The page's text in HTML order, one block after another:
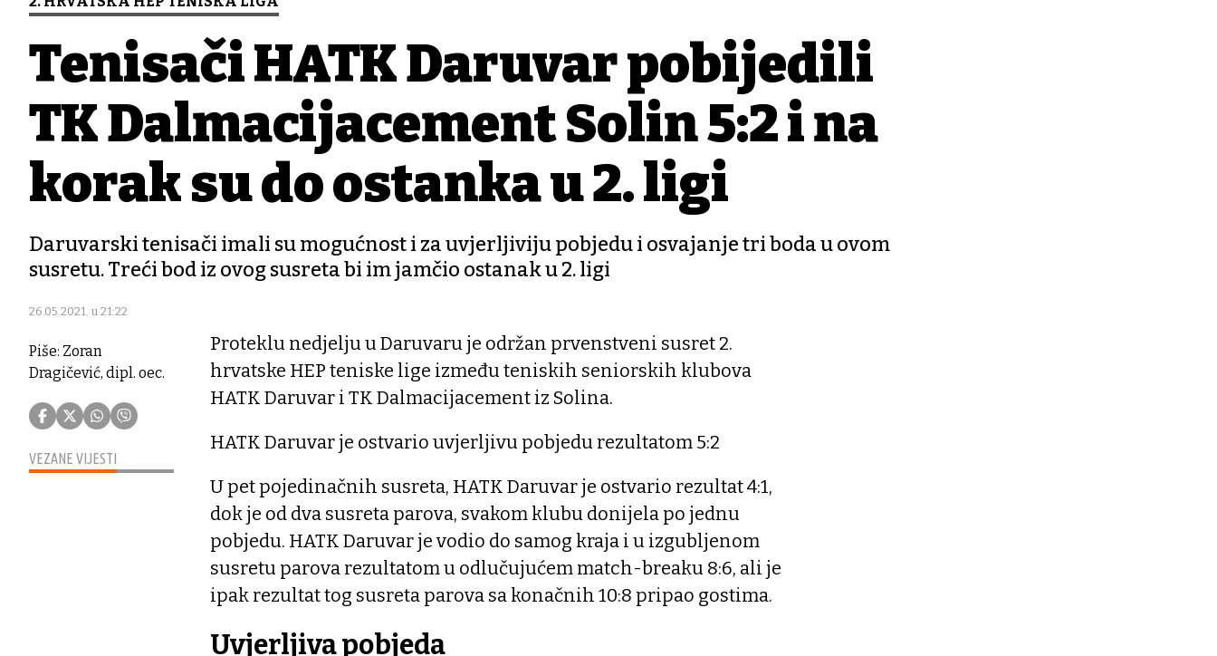
Tenisači HATK Daruvar pobijedili
TK Dalmacijacement Solin 5:2 i na
korak su do ostanka u 2. ligi
Daruvarski tenisači imali su mogućnost i za uvjerljiviju pobjedu i osvajanje tri boda u ovom
susretu. Treći bod iz ovog susreta bi im jamčio ostanak u 2. ligi
26.05.2021. u 21:22
Piše: Zoran
Dragičević, dipl. oec.
VEZANE VIJESTI
Proteklu nedjelju u Daruvaru je održan prvenstveni susret 2.
hrvatske HEP teniske lige između teniskih seniorskih klubova
HATK Daruvar i TK Dalmacijacement iz Solina.
HATK Daruvar je ostvario uvjerljivu pobjedu rezultatom 5:2
U pet pojedinačnih susreta, HATK Daruvar je ostvario rezultat 4:1,
dok je od dva susreta parova, svakom klubu donijela po jednu
pobjedu. HATK Daruvar je vodio do samog kraja i u izgubljenom
susretu parova rezultatom u odlučujućem match-breaku 8:6, ali je
ipak rezultat tog susreta parova sa konačnih 10:8 pripao gostima.
Uvjerljiva pobjeda